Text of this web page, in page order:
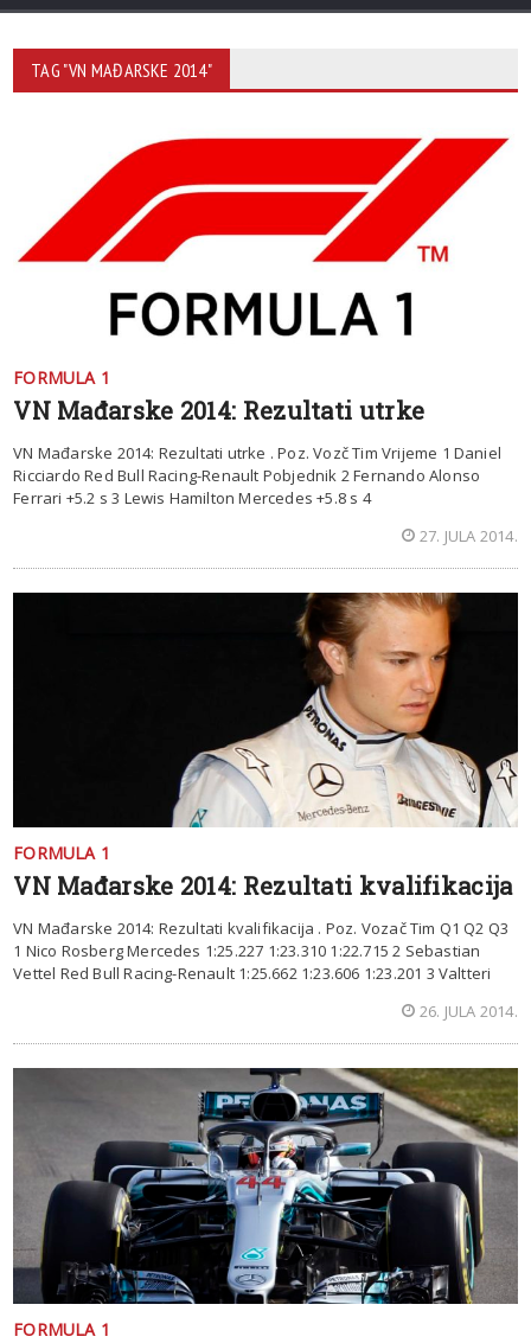
TAG "VN MAĐARSKE 2014"
FORMULA 1
VN Mađarske 2014: Rezultati utrke
VN Mađarske 2014: Rezultati utrke . Poz. Vozč Tim Vrijeme 1 Daniel
Ricciardo Red Bull Racing-Renault Pobjednik 2 Fernando Alonso
Ferrari +5.2 s 3 Lewis Hamilton Mercedes +5.8 s 4
27. JULA 2014.
FORMULA 1
VN Mađarske 2014: Rezultati kvalifikacija
VN Mađarske 2014: Rezultati kvalifikacija . Poz. Vozač Tim Q1 Q2 Q3
1 Nico Rosberg Mercedes 1:25.227 1:23.310 1:22.715 2 Sebastian
Vettel Red Bull Racing-Renault 1:25.662 1:23.606 1:23.201 3 Valtteri
26. JULA 2014.
FORMULA 1